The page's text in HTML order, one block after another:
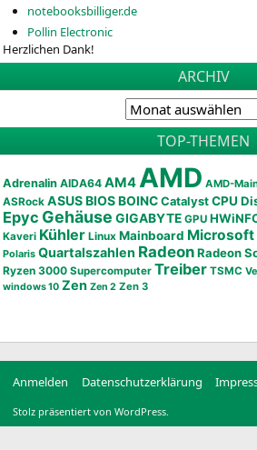
notebooksbilliger.de
Pollin Electronic
Herzlichen Dank!
ARCHIV
TOP-THEMEN
Adrenalin AIDA64 AM4AMD AMD-
ASRock ASUSBIOSBOINC Catalyst CPU
Epyc Gehäuse GIGABYTE GPU
Kaveri Kühler Linux Mainboard Microsoft
Polaris Quartalszahlen RadeonRadeon
Ryzen 3000 Supercomputer Treiber TSMC
windows 10 Zen Zen 2 Zen 3
Anmelden Datenschutzerklärung
Stolz präsentiert von WordPress.